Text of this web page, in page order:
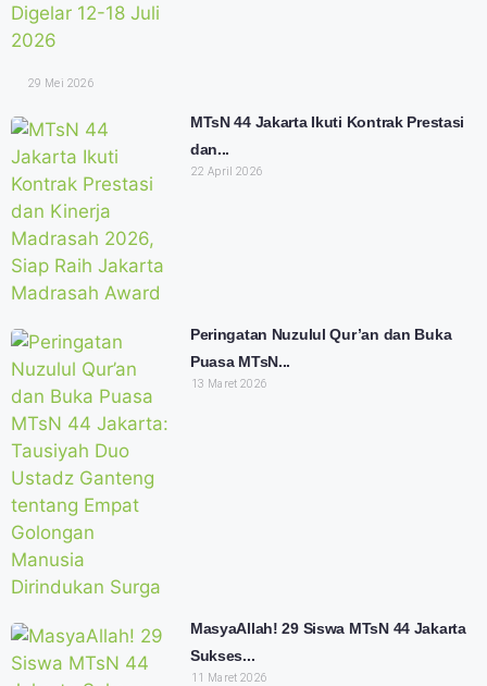
29 Mei 2026
MTsN 44 Jakarta Ikuti Kontrak Prestasi
dan...
22 April 2026
Peringatan Nuzulul Qur’an dan Buka
Puasa MTsN...
13 Maret 2026
MasyaAllah! 29 Siswa MTsN 44 Jakarta
Sukses...
11 Maret 2026